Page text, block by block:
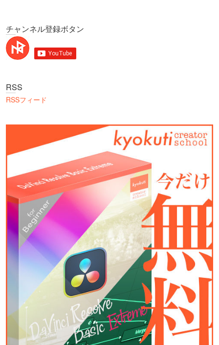
チャンネル登録ボタン
RSS
RSSフィード